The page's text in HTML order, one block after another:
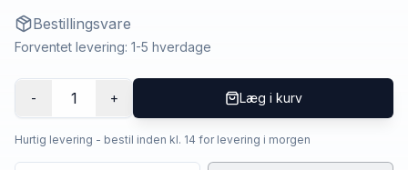
Bestillingsvare
Forventet levering: 1-5 hverdage
- 1 + Læg i kurv
Hurtig levering - bestil inden kl. 14 for levering i morgen